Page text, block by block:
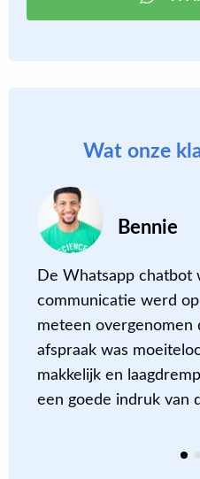
Wat onze
Bennie
De Whatsapp chatbot
communicatie werd
meteen overgenomen
afspraak was
makkelijk en
een goede indruk van